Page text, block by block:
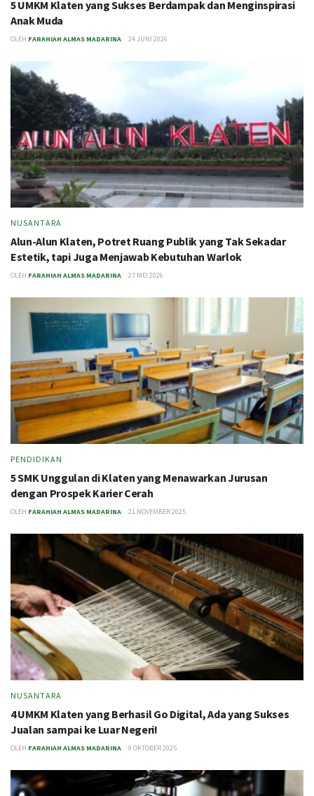
5 UMKM Klaten yang Sukses Berdampak dan Menginspirasi
Anak Muda
OLEH FARAHIAH ALMAS MADARINA 24 JUNI 2026
NUSANTARA
Alun-Alun Klaten, Potret Ruang Publik yang Tak Sekadar
Estetik, tapi Juga Menjawab Kebutuhan Warlok
OLEH FARAHIAH ALMAS MADARINA 27 MEI 2026
PENDIDIKAN
5 SMK Unggulan di Klaten yang Menawarkan Jurusan
dengan Prospek Karier Cerah
OLEH FARAHIAH ALMAS MADARINA 21 NOVEMBER 2025
NUSANTARA
4 UMKM Klaten yang Berhasil Go Digital, Ada yang Sukses
Jualan sampai ke Luar Negeri!
OLEH FARAHIAH ALMAS MADARINA 9 OKTOBER 2025